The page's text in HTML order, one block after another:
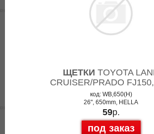
ЩЕТКИ TOYOTA
CRUISER/PRADO
код: WB,650(H)
26", 650mm, HELLA
59р.
под заказ